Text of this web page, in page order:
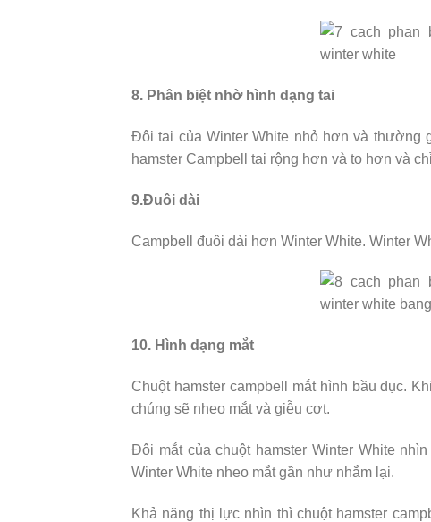
8. Phân biệt nhờ hình dạng tai
Đôi tai của Winter White nhỏ hơn và thường
hamster Campbell tai rộng hơn và to hơn và
9.Đuôi dài
Campbell đuôi dài hơn Winter White. Winter
10. Hình dạng mắt
Chuột hamster campbell mắt hình bầu dục.
chúng sẽ nheo mắt và giễu cợt.
Đôi mắt của chuột hamster Winter White
Winter White nheo mắt gần như nhắm lại.
Khả năng thị lực nhìn thì chuột hamster